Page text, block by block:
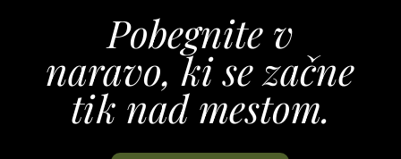
Pobegnite v
naravo, ki se začne
tik nad mestom.